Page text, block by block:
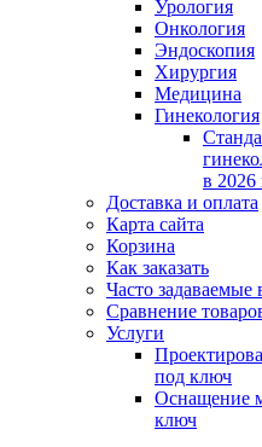
Урология
Онкология
Эндоскопия
Хирургия
Медицина
Гинекология
в 2026
Доставка и оплата
Карта сайта
Корзина
Как заказать
Часто задаваемые
Сравнение
Услуги
под ключ
Оснащение
ключ